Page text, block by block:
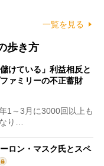
一覧を見る
歩き方
けている」利益相反と
ァミリーの不正蓄財
1～3月に3000回以上も
り…
ロン・マスク氏とスペ